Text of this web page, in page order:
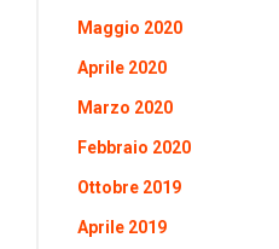
Maggio 2020
Aprile 2020
Marzo 2020
Febbraio 2020
Ottobre 2019
Aprile 2019